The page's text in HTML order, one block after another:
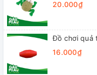
20.000₫
Đồ chơi quả
16.000₫